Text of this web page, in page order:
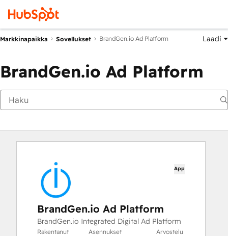
Markkinapaikka Sovellukset BrandGen.io Ad Platform Laadi
BrandGen.io Ad Platform
App
BrandGen.io Ad Platform
BrandGen.io Integrated Digital Ad Platform
Rakentanut Asennukset Arvostelu